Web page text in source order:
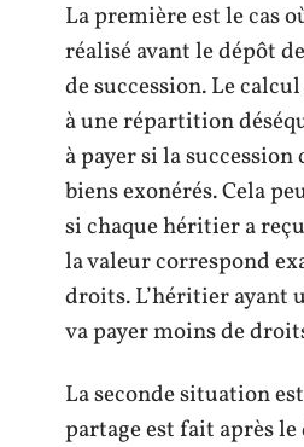
La première est le cas
réalisé avant le dépôt
de succession. Le
à une répartition
à payer si la
biens exonérés. Cela
si chaque héritier a
la valeur correspond
droits. L’héritier ayant
va payer moins de
La seconde situation
partage est fait après le